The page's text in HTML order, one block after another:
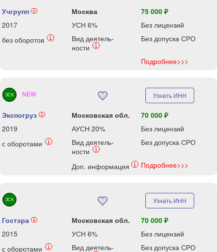
Учгрупп i Москва
75 000 ₽
2017
УСН 6%
Без лицензий
без оборотов
i
Вид деятель-
ности
i
Без допуска СРО
Подробнее>>>
ЗСК NEW Узнать ИНН
Экспогруз i Московская обл.
70 000 ₽
2019
АУСН 20%
Без лицензий
с оборотами
i
Вид деятель-
ности
i
Без допуска СРО
Доп. информация i Подробнее>>>
ЗСК Узнать ИНН
Гостэра i Московская обл.
70 000 ₽
2015
УСН 6%
Без лицензий
с оборотами
i
Вид деятель-
Без допуска СРО